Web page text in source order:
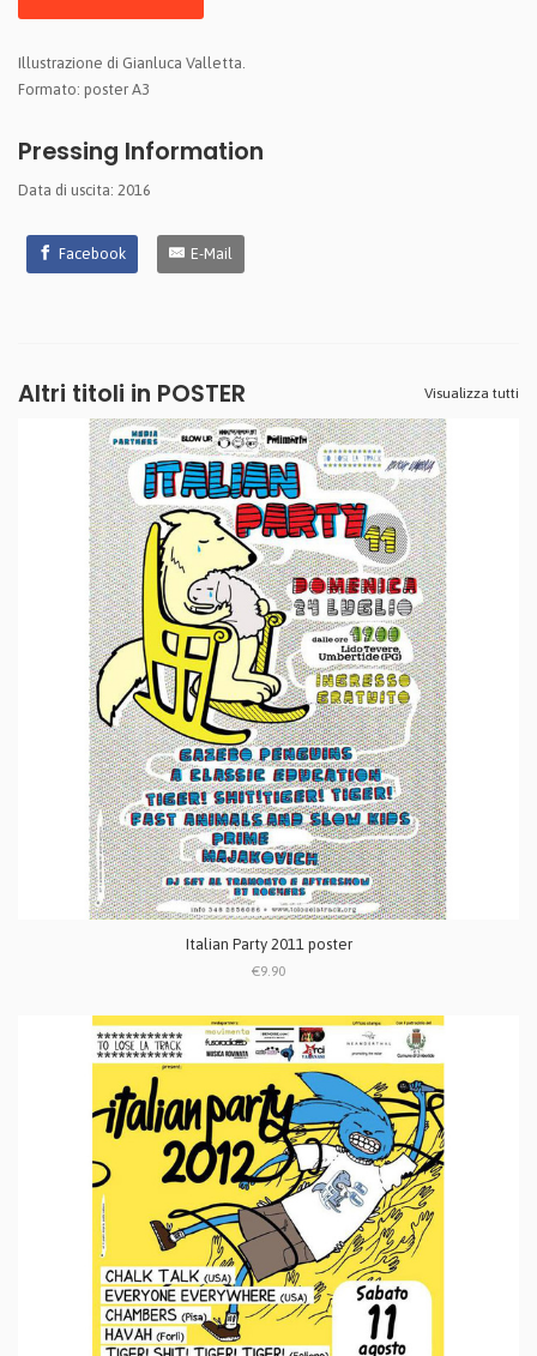
Illustrazione di Gianluca Valletta.
Formato: poster A3
Pressing Information
Data di uscita: 2016
Facebook E-Mail
Altri titoli in POSTER Visualizza tutti
Italian Party 2011 poster
€9.90